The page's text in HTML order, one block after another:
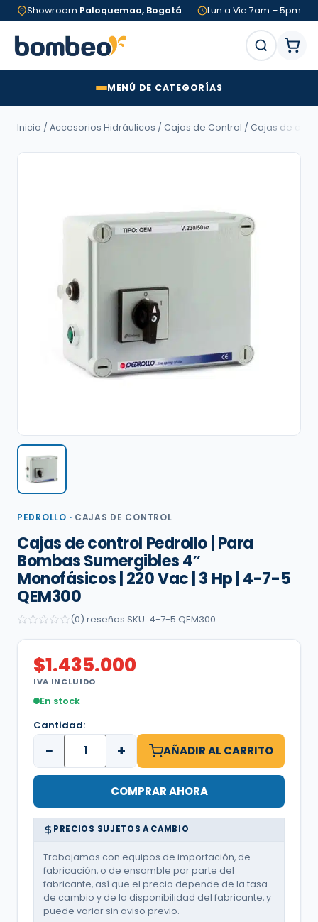
Showroom Paloquemao, Bogotá Lun a Vie 7am – 5pm
MENÚ DE CATEGORÍAS
Inicio / Accesorios Hidráulicos / Cajas de Control / Cajas de
PEDROLLO · CAJAS DE CONTROL
Cajas de control Pedrollo | Para
Bombas Sumergibles 4″
Monofásicos | 220 Vac | 3 Hp | 4-7-5
QEM300
(0) reseñas SKU: 4-7-5 QEM300
$1.435.000
IVA INCLUIDO
En stock
Cantidad:
− + AÑADIR AL CARRITO
COMPRAR AHORA
PRECIOS SUJETOS A CAMBIO
Trabajamos con equipos de importación, de
fabricación, o de ensamble por parte del
fabricante, así que el precio depende de la tasa
de cambio y de la disponibilidad del fabricante, y
puede variar sin aviso previo.